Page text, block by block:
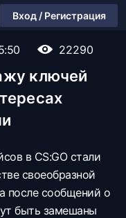
Вход / Регистрация
22290
ключей
в CS:GO стали
своеобразной
после сообщений о
быть замешаны